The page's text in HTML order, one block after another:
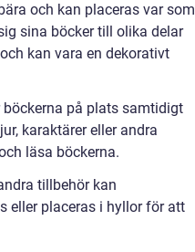
och kan placeras var som
sina böcker till olika delar
kan vara en dekorativt
på plats samtidigt
karaktärer eller andra
läsa böckerna.
tillbehör kan
eller placeras i hyllor för att